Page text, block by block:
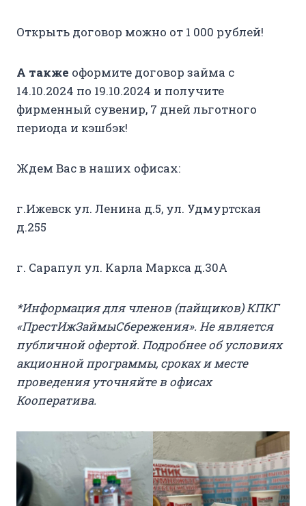
Открыть договор можно от 1 000 рублей!
А также оформите договор займа с
14.10.2024 по 19.10.2024 и получите
фирменный сувенир, 7 дней льготного
периода и кэшбэк!
Ждем Вас в наших офисах:
г.Ижевcк ул. Ленина д.5, ул. Удмуртская
д.255
г. Сарапул ул. Карла Маркса д.30А
*Информация для членов (пайщиков) КПКГ
«ПрестИжЗаймыСбережения». Не является
публичной офертой. Подробнее об условиях
акционной программы, сроках и месте
проведения уточняйте в офисах
Кооператива.